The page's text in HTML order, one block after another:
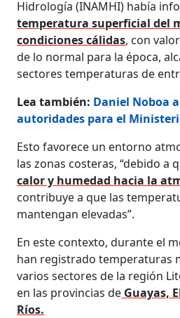
Hidrología (INAMHI) había
temperatura superficial del
condiciones cálidas, con
de lo normal para la época,
sectores temperaturas de
Lea también: Daniel Noboa
autoridades para el
Esto favorece un entorno
las zonas costeras, “debido a
calor y humedad hacia la
contribuye a que las
mantengan elevadas”.
En este contexto, durante el
han registrado temperaturas
varios sectores de la región
en las provincias de Guayas,
Ríos.